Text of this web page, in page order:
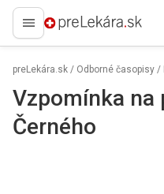
preLekára.sk
preLekára.sk / Odborné časopisy /
Vzpomínka na
Černého